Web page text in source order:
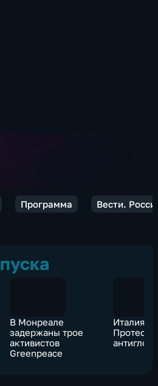
Программа Вести.
В Монреале
задержаны трое
активистов
Greenpeace
Италия.
Протесты